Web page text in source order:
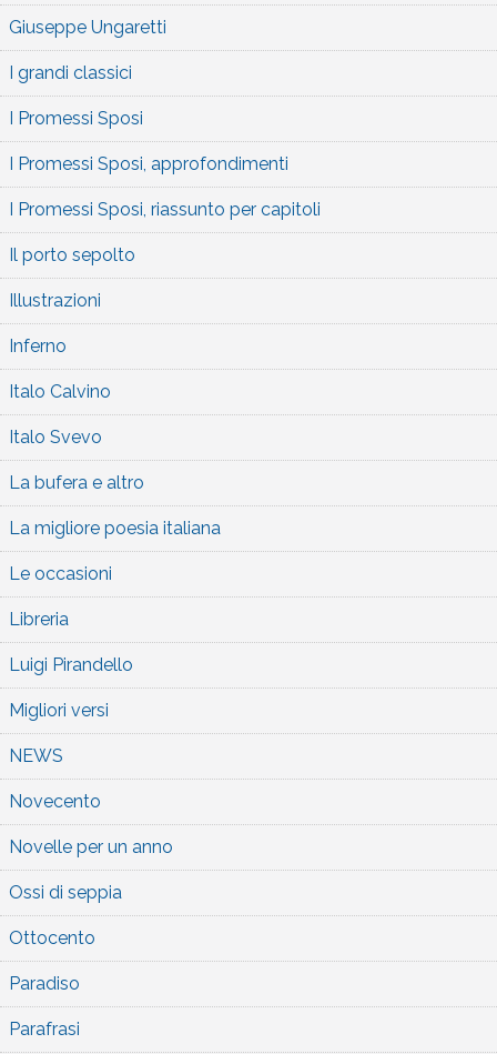
Giuseppe Ungaretti
I grandi classici
I Promessi Sposi
I Promessi Sposi, approfondimenti
I Promessi Sposi, riassunto per capitoli
Il porto sepolto
Illustrazioni
Inferno
Italo Calvino
Italo Svevo
La bufera e altro
La migliore poesia italiana
Le occasioni
Libreria
Luigi Pirandello
Migliori versi
NEWS
Novecento
Novelle per un anno
Ossi di seppia
Ottocento
Paradiso
Parafrasi